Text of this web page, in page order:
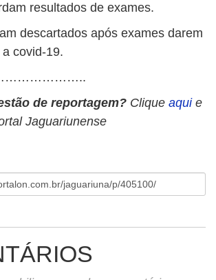
resultados de exames.
descartados após exames darem
covid-19.
de reportagem? Clique aqui e
Jaguariunense